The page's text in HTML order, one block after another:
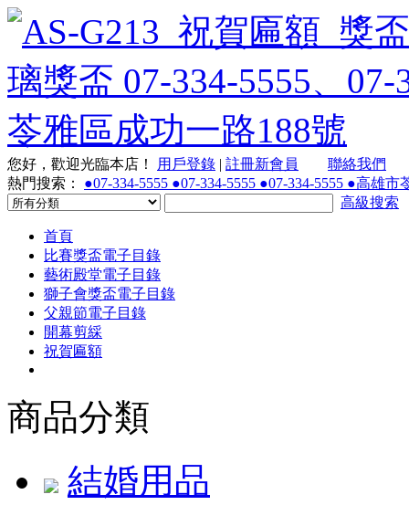
您好，歡迎光臨本店！ 用戶登錄 | 註冊新會員
聯絡我們
熱門搜索： ●07-334-5555 ●07-334-5555 ●07-334-5555 ●高雄
高級搜索
首頁
比賽獎盃電子目錄
藝術殿堂電子目錄
獅子會獎盃電子目錄
父親節電子目錄
開幕剪綵
祝賀匾額
商品分類
結婚用品